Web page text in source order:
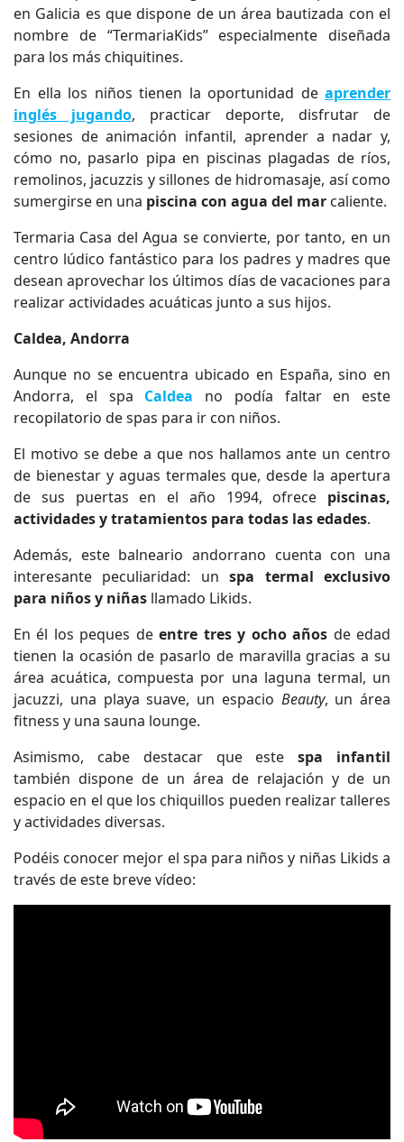
en Galicia es que dispone de un área bautizada con el
nombre de “TermariaKids” especialmente diseñada
para los más chiquitines.
En ella los niños tienen la oportunidad de aprender
inglés jugando, practicar deporte, disfrutar de
sesiones de animación infantil, aprender a nadar y,
cómo no, pasarlo pipa en piscinas plagadas de ríos,
remolinos, jacuzzis y sillones de hidromasaje, así como
sumergirse en una piscina con agua del mar caliente.
Termaria Casa del Agua se convierte, por tanto, en un
centro lúdico fantástico para los padres y madres que
desean aprovechar los últimos días de vacaciones para
realizar actividades acuáticas junto a sus hijos.
Caldea, Andorra
Aunque no se encuentra ubicado en España, sino en
Andorra, el spa Caldea no podía faltar en este
recopilatorio de spas para ir con niños.
El motivo se debe a que nos hallamos ante un centro
de bienestar y aguas termales que, desde la apertura
de sus puertas en el año 1994, ofrece piscinas,
actividades y tratamientos para todas las edades.
Además, este balneario andorrano cuenta con una
interesante peculiaridad: unspa termal exclusivo
para niños y niñas llamado Likids.
En él los peques deentre tres y ocho años de edad
tienen la ocasión de pasarlo de maravilla gracias a su
área acuática, compuesta por una laguna termal, un
jacuzzi, una playa suave, un espacio Beauty, un área
fitness y una sauna lounge.
Asimismo, cabe destacar que estespa infantil
también dispone de un área de relajación y de un
espacio en el que los chiquillos pueden realizar talleres
y actividades diversas.
Podéis conocer mejor el spa para niños y niñas Likids a
través de este breve vídeo: